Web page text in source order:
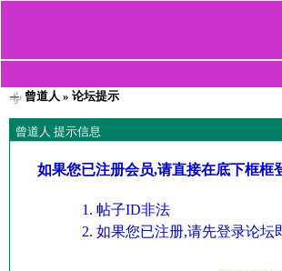
曾道人 » 论坛提示
曾道人 提示信息
如果您已注册会员,请直接在底下框框
帖子ID非法
如果您已注册,请先登录论坛